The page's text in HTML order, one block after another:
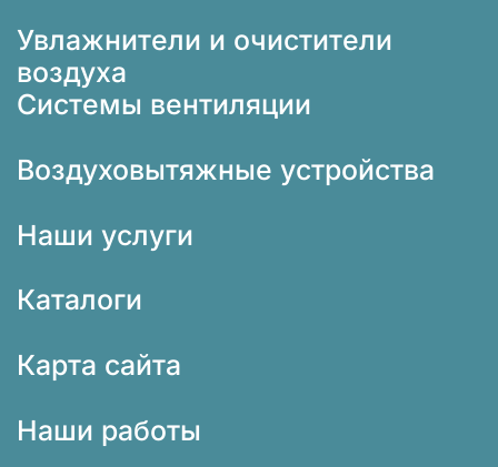
Увлажнители и очистители
воздуха
Системы вентиляции
Воздуховытяжные устройства
Наши услуги
Каталоги
Карта сайта
Наши работы